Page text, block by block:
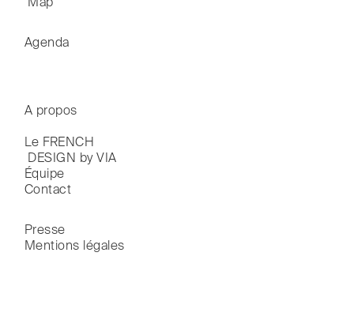
Map
Agenda
A propos
Le FRENCH
DESIGN by VIA
Équipe
Contact
Presse
Mentions légales